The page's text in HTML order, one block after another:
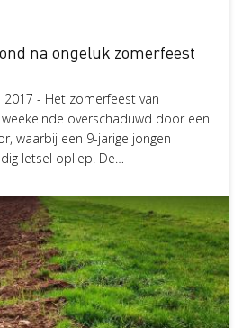
na ongeluk zomerfeest
- Het zomerfeest van
overschaduwd door een
waarbij een 9-jarige jongen
letsel opliep. De…